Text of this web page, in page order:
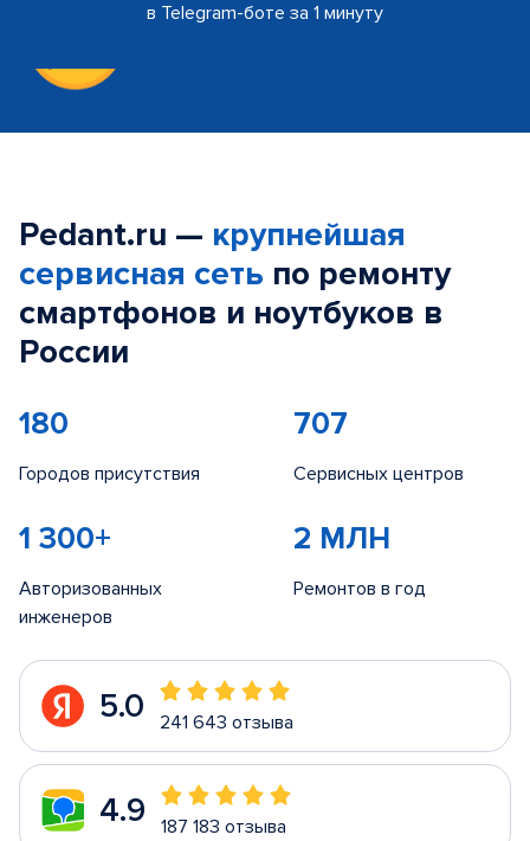
в Telegram-боте за 1 минуту
Pedant.ru — крупнейшая
сервисная сеть по ремонту
смартфонов и ноутбуков в
России
180
Городов присутствия
707
Сервисных центров
1 300+
Авторизованных
инженеров
2 МЛН
Ремонтов в год
5.0 241 643 отзыва
4.9 187 183 отзыва